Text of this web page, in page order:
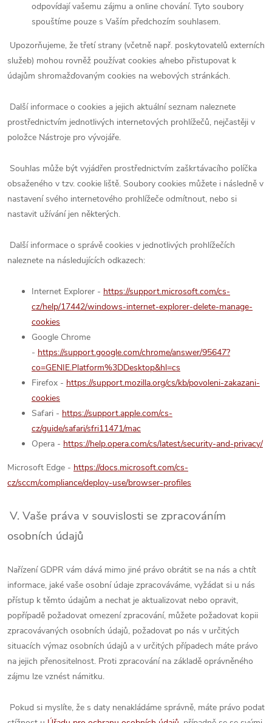
odpovídají vašemu zájmu a online chování. Tyto soubory
spouštíme pouze s Vaším předchozím souhlasem.
Upozorňujeme, že třetí strany (včetně např. poskytovatelů externích
služeb) mohou rovněž používat cookies a/nebo přistupovat k
údajům shromažďovaným cookies na webových stránkách.
Další informace o cookies a jejich aktuální seznam naleznete
prostřednictvím jednotlivých internetových prohlížečů, nejčastěji v
položce Nástroje pro vývojáře.
Souhlas může být vyjádřen prostřednictvím zaškrtávacího políčka
obsaženého v tzv. cookie liště. Soubory cookies můžete i následně v
nastavení svého internetového prohlížeče odmítnout, nebo si
nastavit užívání jen některých.
Další informace o správě cookies v jednotlivých prohlížečích
naleznete na následujících odkazech:
Internet Explorer - https://support.microsoft.com/cs-
cz/help/17442/windows-internet-explorer-delete-manage-
cookies
Google Chrome
- https://support.google.com/chrome/answer/95647?
co=GENIE.Platform%3DDesktop&hl=cs
Firefox - https://support.mozilla.org/cs/kb/povoleni-zakazani-
cookies
Safari - https://support.apple.com/cs-
cz/guide/safari/sfri11471/mac
Opera - https://help.opera.com/cs/latest/security-and-privacy/
Microsoft Edge - https://docs.microsoft.com/cs-
cz/sccm/compliance/deploy-use/browser-profiles
V. Vaše práva v souvislosti se zpracováním
osobních údajů
Nařízení GDPR vám dává mimo jiné právo obrátit se na nás a chtít
informace, jaké vaše osobní údaje zpracováváme, vyžádat si u nás
přístup k těmto údajům a nechat je aktualizovat nebo opravit,
popřípadě požadovat omezení zpracování, můžete požadovat kopii
zpracovávaných osobních údajů, požadovat po nás v určitých
situacích výmaz osobních údajů a v určitých případech máte právo
na jejich přenositelnost. Proti zpracování na základě oprávněného
zájmu lze vznést námitku.
Pokud si myslíte, že s daty nenakládáme správně, máte právo podat